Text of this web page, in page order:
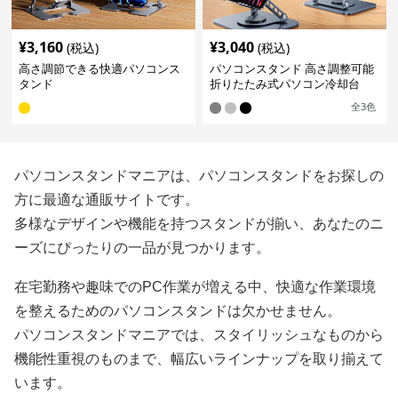
¥3,160 (税込)
高さ調節できる快適パソコンス
タンド
¥3,040 (税込)
パソコンスタンド 高さ調整可能
折りたたみ式パソコン冷却台
全3色
パソコンスタンドマニアは、パソコンスタンドをお探しの
方に最適な通販サイトです。
多様なデザインや機能を持つスタンドが揃い、あなたのニ
ーズにぴったりの一品が見つかります。
在宅勤務や趣味でのPC作業が増える中、快適な作業環境
を整えるためのパソコンスタンドは欠かせません。
パソコンスタンドマニアでは、スタイリッシュなものから
機能性重視のものまで、幅広いラインナップを取り揃えて
います。